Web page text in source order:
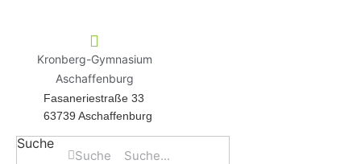
Kronberg-Gymnasium
Aschaffenburg
Fasaneriestraße 33
63739 Aschaffenburg
Suche
Suche